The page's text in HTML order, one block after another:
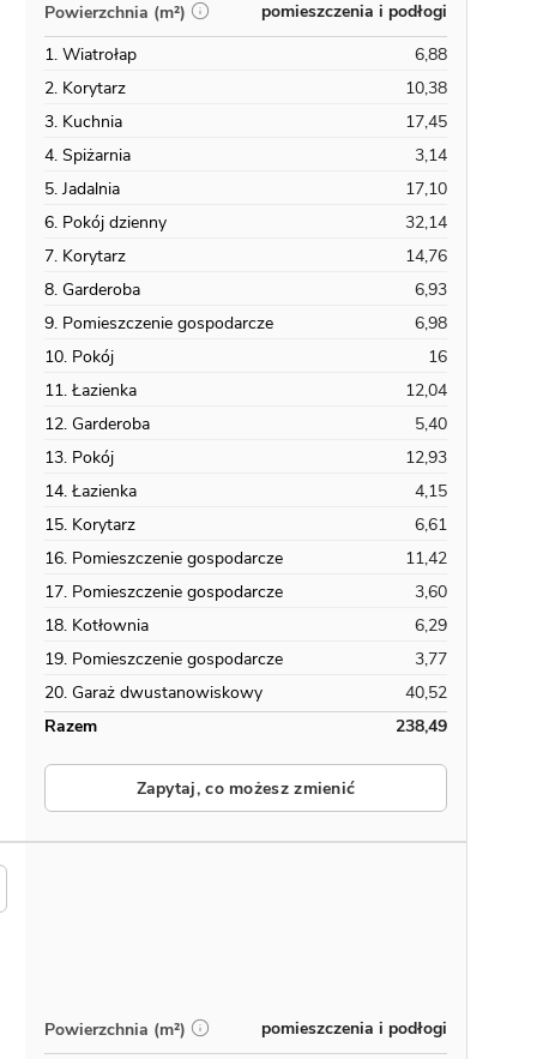
Powierzchnia (m²)
pomieszczenia i podłogi
1. Wiatrołap
6,88
2. Korytarz
10,38
3. Kuchnia
17,45
4. Spiżarnia
3,14
5. Jadalnia
17,10
6. Pokój dzienny
32,14
7. Korytarz
14,76
8. Garderoba
6,93
9. Pomieszczenie gospodarcze
6,98
10. Pokój
16
11. Łazienka
12,04
12. Garderoba
5,40
13. Pokój
12,93
14. Łazienka
4,15
15. Korytarz
6,61
16. Pomieszczenie gospodarcze
11,42
17. Pomieszczenie gospodarcze
3,60
18. Kotłownia
6,29
19. Pomieszczenie gospodarcze
3,77
20. Garaż dwustanowiskowy
40,52
Razem
238,49
Zapytaj, co możesz zmienić
Powierzchnia (m²)
pomieszczenia i podłogi